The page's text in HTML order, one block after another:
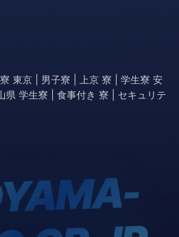
東京 | 男子寮 | 上京 寮 | 学生寮 安
県 学生寮 | 食事付き 寮 | セキュリテ